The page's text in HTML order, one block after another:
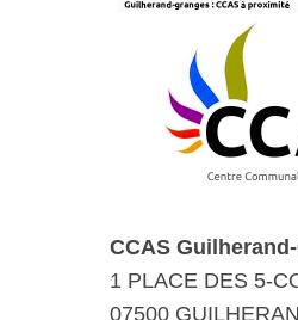
CCAS
1 PLACE DES 5-
07500